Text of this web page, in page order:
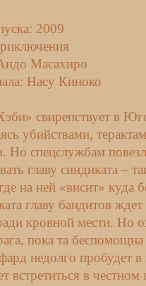
2009
Масахиро
Насу Киноко
свирепствует в
убийствами,
Но спецслужбам
главу синдиката
на ней «висит» куда
главу бандитов
кровной мести. Но
пока та
недолго пробудет
встретиться в честном